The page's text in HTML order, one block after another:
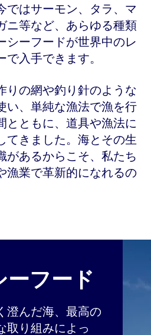
ではサーモン、タラ、マ
ニ等など、あらゆる種類
シーフードが世界中のレ
で入手できます。
りの網や釣り針のような
い、単純な漁法で漁を行
とともに、道具や漁法に
てきました。海とその生
があるからこそ、私たち
漁業で革新的になれるの
ーフード
澄んだ海、最高の
取り組みによっ